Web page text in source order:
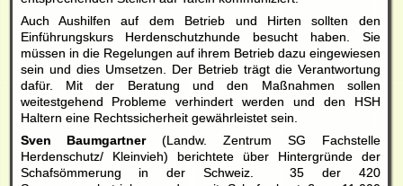
Auch Aushilfen auf dem Betrieb und Hirten sollten den
Einführungskurs Herdenschutzhunde besucht haben. Sie
müssen in die Regelungen auf ihrem Betrieb dazu eingewiesen
sein und dies Umsetzen. Der Betrieb trägt die Verantwortung
dafür. Mit der Beratung und den Maßnahmen sollen
weitestgehend Probleme verhindert werden und den HSH
Haltern eine Rechtssicherheit gewährleistet sein.
Sven Baumgartner(Landw. Zentrum SG Fachstelle
Herdenschutz/ Kleinvieh) berichtete über Hintergründe der
Schafsömmerung in der Schweiz. 35 der 420